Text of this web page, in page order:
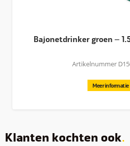
Bajonetdrinker groen –
Artikelnummer
Meer informatie
Klanten kochten ook